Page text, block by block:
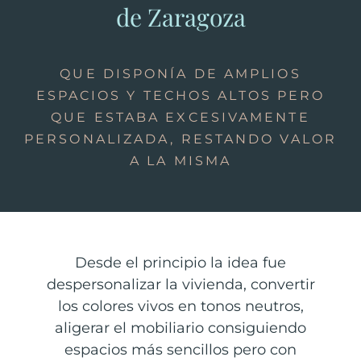
de Zaragoza
QUE DISPONÍA DE AMPLIOS
ESPACIOS Y TECHOS ALTOS PERO
QUE ESTABA EXCESIVAMENTE
PERSONALIZADA, RESTANDO VALOR
A LA MISMA
Desde el principio la idea fue
despersonalizar la vivienda, convertir
los colores vivos en tonos neutros,
aligerar el mobiliario consiguiendo
espacios más sencillos pero con